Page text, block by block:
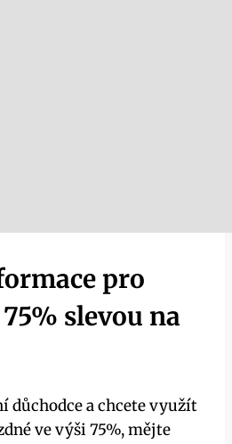
pro
slevou na
důchodce a chcete využít
ve výši 75%, mějte